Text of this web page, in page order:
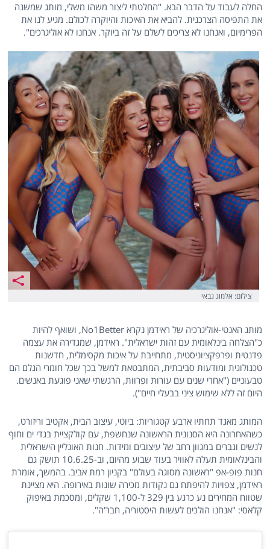
החלה לעבוד על הדבר הבא. "החלטתי ליצור משהו משלי, מותג שמשנה
את התפיסה הצרכנית. להביא את האיכות והיוקרה לכולם. מגיע לנו את
הפרימיום, ואנחנו לא צריכים לשלם על זה ביוקר. אנחנו לא אוליגרכים".
צילום: אלמוג גבאי
מותג האנטי-אוליגרכיה של ראידמן נקרא No1Better, ושואף להיות
כ"הצלחה בינלאומית עם זהות ישראלית". ראידמן, שמגדירה את עצמה
פדנטית ופרפקציוניסטית, מתחייבת על איכות מקסימלית, חדשנות
טכנולוגית ומודעות סביבתית, המתבטאת למשל בכך שכל חומרי הגלם הם
טבעוניים ("אחרי שנים עם עורות ופרוות, הרגשתי שאני פוגעת באנשים.
היום זה ללא שימוש ציני בבעלי חיים").
המותג מאגד תחתיו ארבע קטגוריות: ביוטי, עיצוב הבית, אקטיב וריזורט,
כשהאחרונה היא הסנונית הראשונה שנחשפת, עם קולקציית בגדי ים וחוף
לנשים וגברים במגוון רחב של עיצובים ומידות. חנות האונליין הישראלית
והבינלאומית תעלה לאוויר בעוד שבוע מהיום, וב-10.6.25 תושק גם
חנות פופ-אפ "ראשונה מסוגה בעולם" בקניון רמת אביב. בהמשך, אומרת
ראידמן, צפויות להיפתח גם נקודות מכירה שונות באירופה. היא מציינת
שטווח המחירים נע כרגע בין 329 ל-1,100 שקלים, ומסכמת באיפוק
קלאסי: "אנחנו הולכים לעשות היסטוריה, חבר'ה".